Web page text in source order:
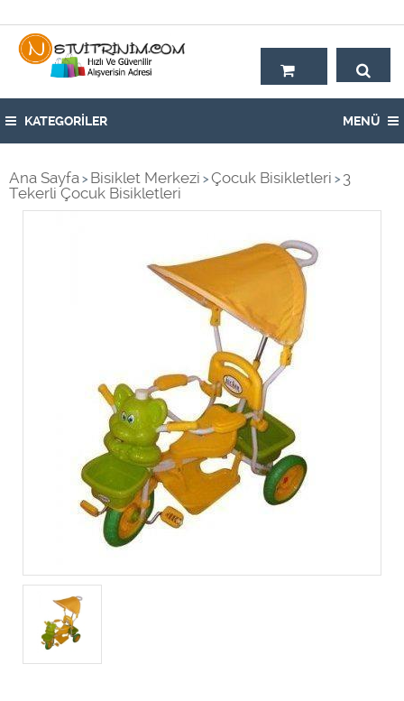
KATEGORİLER MENÜ
Ana Sayfa > Bisiklet Merkezi > Çocuk Bisikletleri > 3
Tekerli Çocuk Bisikletleri